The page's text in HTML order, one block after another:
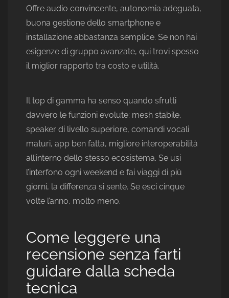
Offre audio convincente, autonomia adeguata,
buona gestione dello smartphone e
installazione abbastanza semplice. Se non hai
esigenze di gruppo avanzate, qui trovi spesso
il miglior rapporto tra costo e utilità.
Il top di gamma ha senso quando sfrutti
davvero le funzioni evolute: mesh stabile,
speaker di livello superiore, comandi vocali
maturi, app ben fatta, migliore interoperabilità
all’interno dello stesso ecosistema. Se usi
l’interfono ogni weekend e fai viaggi di più
giorni, la differenza si sente. Se esci cinque
volte l’anno, molto meno.
Come leggere una
recensione senza farti
guidare dalla scheda
tecnica